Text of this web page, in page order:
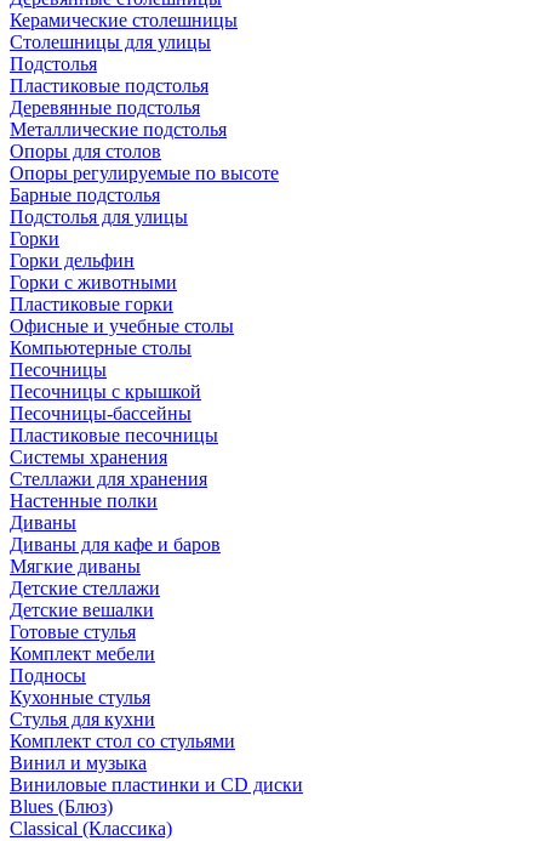
Керамические столешницы
Столешницы для улицы
Подстолья
Пластиковые подстолья
Деревянные подстолья
Металлические подстолья
Опоры для столов
Опоры регулируемые по высоте
Барные подстолья
Подстолья для улицы
Горки
Горки дельфин
Горки с животными
Пластиковые горки
Офисные и учебные столы
Компьютерные столы
Песочницы
Песочницы с крышкой
Песочницы-бассейны
Пластиковые песочницы
Системы хранения
Стеллажи для хранения
Настенные полки
Диваны
Диваны для кафе и баров
Мягкие диваны
Детские стеллажи
Детские вешалки
Готовые стулья
Комплект мебели
Подносы
Кухонные стулья
Стулья для кухни
Комплект стол со стульями
Винил и музыка
Виниловые пластинки и CD диски
Blues (Блюз)
Classical (Классика)